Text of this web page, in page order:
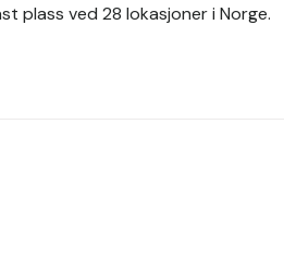
plass ved 28 lokasjoner i Norge.